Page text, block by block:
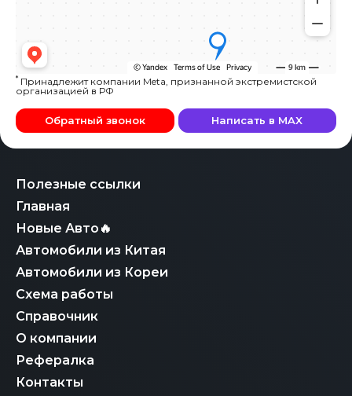
Полезные ссылки
Главная
Новые Авто🔥
Автомобили из Китая
Автомобили из Кореи
Схема работы
Справочник
О компании
Рефералка
Контакты
* Принадлежит компании Meta, признанной экстремистской
организацией в РФ
Обратный звонок Написать в MAX